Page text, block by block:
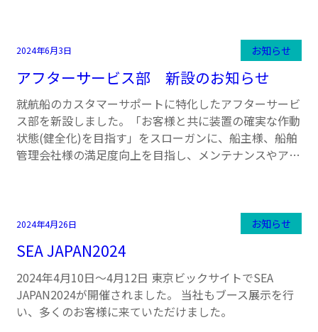
2024年6月3日 お知らせ
アフターサービス部 新設のお知らせ
就航船のカスタマーサポートに特化したアフターサービ
ス部を新設しました。「お客様と共に装置の確実な作動
状態(健全化)を目指す」をスローガンに、船主様、船舶
管理会社様の満足度向上を目指し、メンテナンスやア…
2024年4月26日 お知らせ
SEA JAPAN2024
2024年4月10日～4月12日 東京ビックサイトでSEA
JAPAN2024が開催されました。 当社もブース展示を行
い、多くのお客様に来ていただけました。